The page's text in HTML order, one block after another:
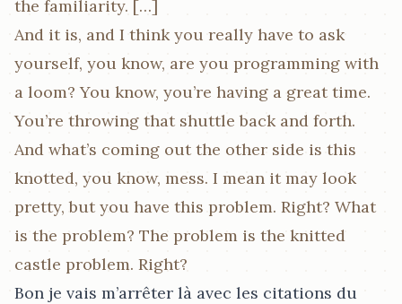
the familiarity. […​]
And it is, and I think you really have to ask
yourself, you know, are you programming with
a loom? You know, you’re having a great time.
You’re throwing that shuttle back and forth.
And what’s coming out the other side is this
knotted, you know, mess. I mean it may look
pretty, but you have this problem. Right? What
is the problem? The problem is the knitted
castle problem. Right?
Bon je vais m’arrêter là avec les citations du